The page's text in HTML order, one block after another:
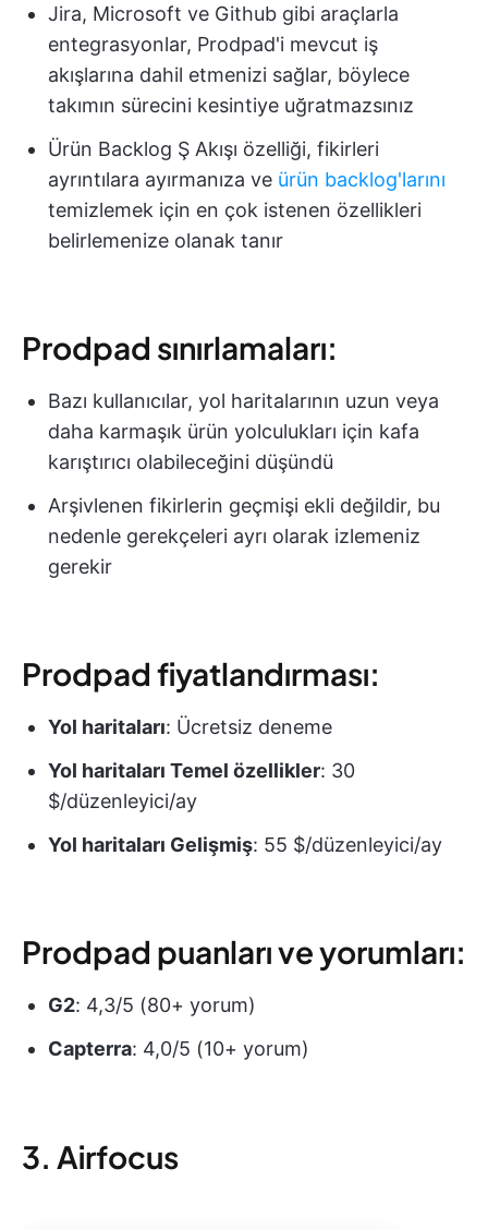
Jira, Microsoft ve Github gibi araçlarla
entegrasyonlar, Prodpad'i mevcut iş
akışlarına dahil etmenizi sağlar, böylece
takımın sürecini kesintiye uğratmazsınız
Ürün Backlog Ş Akışı özelliği, fikirleri
ayrıntılara ayırmanıza ve ürün backlog'larını
temizlemek için en çok istenen özellikleri
belirlemenize olanak tanır
Prodpad sınırlamaları:
Bazı kullanıcılar, yol haritalarının uzun veya
daha karmaşık ürün yolculukları için kafa
karıştırıcı olabileceğini düşündü
Arşivlenen fikirlerin geçmişi ekli değildir, bu
nedenle gerekçeleri ayrı olarak izlemeniz
gerekir
Prodpad fiyatlandırması:
Yol haritaları: Ücretsiz deneme
Yol haritaları Temel özellikler: 30
$/düzenleyici/ay
Yol haritaları Gelişmiş: 55 $/düzenleyici/ay
Prodpad puanları ve yorumları:
G2: 4,3/5 (80+ yorum)
Capterra: 4,0/5 (10+ yorum)
3. Airfocus